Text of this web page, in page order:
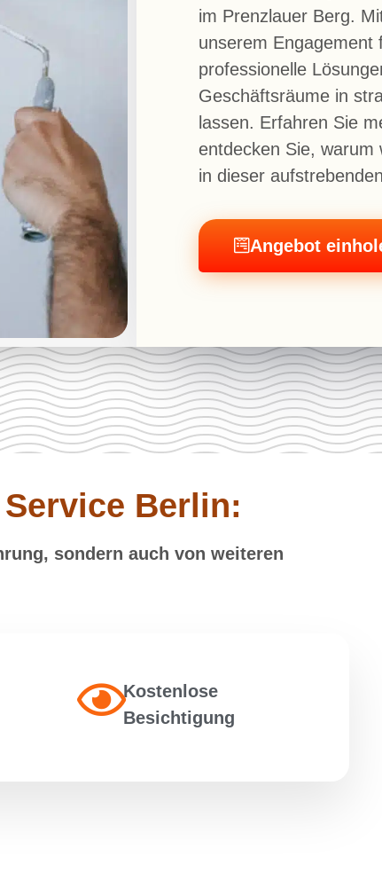
im Prenzlauer Berg.
unserem Engagement
professionelle
Geschäftsräume in
lassen. Erfahren Sie
entdecken Sie, warum
in dieser
Angebot
Berlin:
sondern auch von weiteren
Kostenlose
Besichtigung